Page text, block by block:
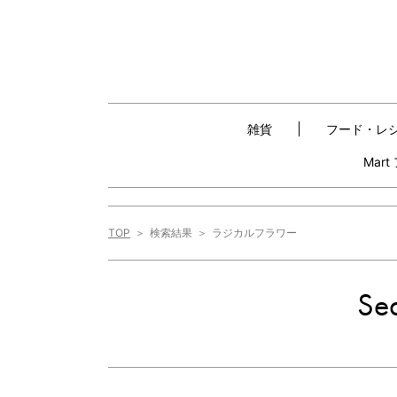
雑貨 フード・レ
Mart
TOP 検索結果 ラジカルフラワー